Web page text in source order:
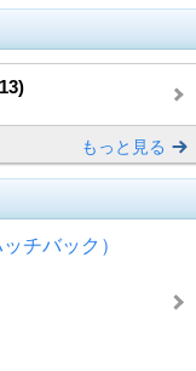
もっと見る
チバック）